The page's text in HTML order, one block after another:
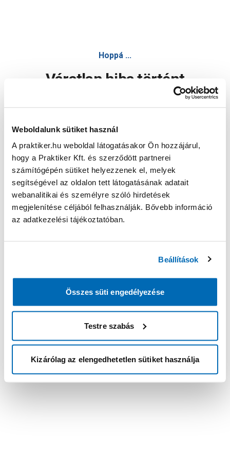
Weboldalunk sütiket használ
A praktiker.hu weboldal látogatásakor Ön hozzájárul,
hogy a Praktiker Kft. és szerződött partnerei
számítógépén sütiket helyezzenek el, melyek
segítségével az oldalon tett látogatásának adatait
webanalitikai és személyre szóló hirdetések
megjelenítése céljából felhasználják. Bővebb információ
az adatkezelési tájékoztatóban.
Beállítások
Összes süti engedélyezése
Testre szabás
Kizárólag az elengedhetetlen sütiket használja
Hoppá ...
Váratlan hiba történt
Oldal újratöltése